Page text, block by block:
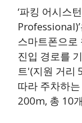
‘파킹 어시스
스마트폰으로
진입 경로를
트'(지원 거리
따라 주차하
200m, 총 10